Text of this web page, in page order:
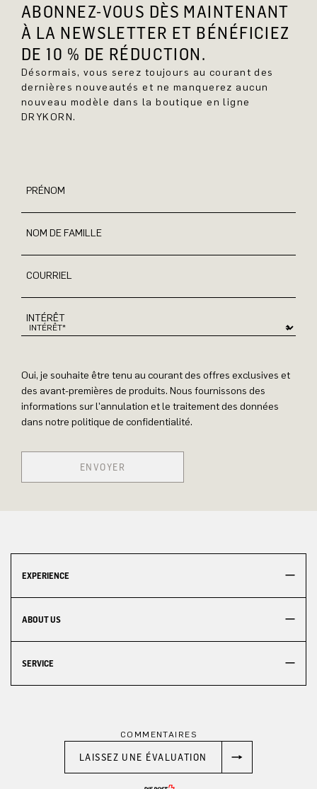
ABONNEZ-VOUS DÈS MAINTENANT
À LA NEWSLETTER ET BÉNÉFICIEZ
DE 10 % DE RÉDUCTION.
Désormais, vous serez toujours au courant des
dernières nouveautés et ne manquerez aucun
nouveau modèle dans la boutique en ligne
DRYKORN.
PRÉNOM
NOM DE FAMILLE
COURRIEL
INTÉRÊT
Oui, je souhaite être tenu au courant des offres exclusives et
des avant-premières de produits. Nous fournissons des
informations sur l'annulation et le traitement des données
dans notre politique de confidentialité.
ENVOYER
EXPERIENCE
ABOUT US
SERVICE
COMMENTAIRES
LAISSEZ UNE ÉVALUATION